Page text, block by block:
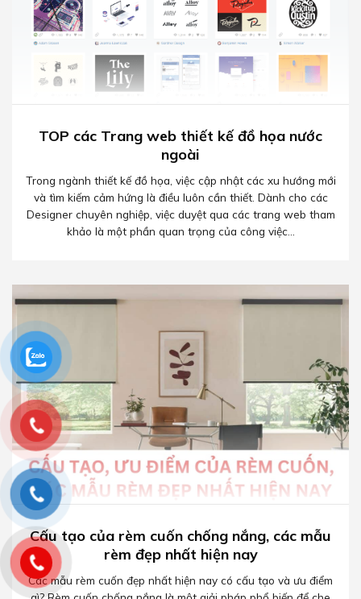
TOP các Trang web thiết kế đồ họa nước
ngoài
Trong ngành thiết kế đồ họa, việc cập nhật các xu hướng mới
và tìm kiếm cảm hứng là điều luôn cần thiết. Dành cho các
Designer chuyên nghiệp, việc duyệt qua các trang web tham
khảo là một phần quan trọng của công việc...
Cấu tạo của rèm cuốn chống nắng, các mẫu
rèm đẹp nhất hiện nay
Các mẫu rèm cuốn đẹp nhất hiện nay có cấu tạo và ưu điểm